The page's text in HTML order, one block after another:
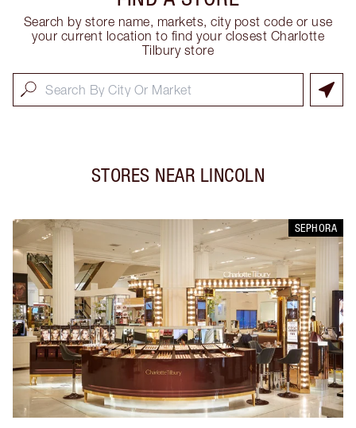
Search by store name, markets, city post code or use
your current location to find your closest Charlotte
Tilbury store
STORES NEAR LINCOLN
SEPHORA